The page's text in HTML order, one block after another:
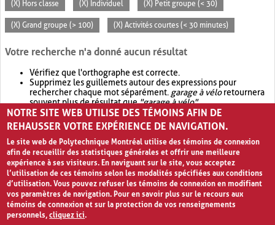
(X) Hors classe (X) Individuel (X) Petit groupe (< 30)
(X) Grand groupe (> 100) (X) Activités courtes (< 30 minutes)
Votre recherche n'a donné aucun résultat
Vérifiez que l'orthographe est correcte.
Supprimez les guillemets autour des expressions pour
rechercher chaque mot séparément. garage à véloretournera
souvent plus de résultat que"garage à vélo".
Envisagez d'élargir votre recherche avec OR.garage OR vélo
retournera souvent plus de résultat quegarage à vélo
NOTRE SITE WEB UTILISE DES TÉMOINS AFIN DE
REHAUSSER VOTRE EXPÉRIENCE DE NAVIGATION.
Le site web de Polytechnique Montréal utilise des témoins de connexion
afin de recueillir des statistiques générales et offrir une meilleure
expérience à ses visiteurs. En naviguant sur le site, vous acceptez
l’utilisation de ces témoins selon les modalités spécifiées aux conditions
d’utilisation. Vous pouvez refuser les témoins de connexion en modifiant
vos paramètres de navigation. Pour en savoir plus sur le recours aux
témoins de connexion et sur la protection de vos renseignements
personnels,cliquez ici.